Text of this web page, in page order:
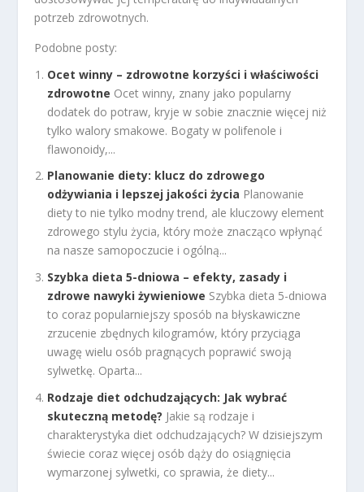
potrzeb zdrowotnych.
Podobne posty:
Ocet winny – zdrowotne korzyści i właściwości
zdrowotne Ocet winny, znany jako popularny
dodatek do potraw, kryje w sobie znacznie więcej niż
tylko walory smakowe. Bogaty w polifenole i
flawonoidy,...
Planowanie diety: klucz do zdrowego
odżywiania i lepszej jakości życia Planowanie
diety to nie tylko modny trend, ale kluczowy element
zdrowego stylu życia, który może znacząco wpłynąć
na nasze samopoczucie i ogólną...
Szybka dieta 5-dniowa – efekty, zasady i
zdrowe nawyki żywieniowe Szybka dieta 5-dniowa
to coraz popularniejszy sposób na błyskawiczne
zrzucenie zbędnych kilogramów, który przyciąga
uwagę wielu osób pragnących poprawić swoją
sylwetkę. Oparta...
Rodzaje diet odchudzających: Jak wybrać
skuteczną metodę? Jakie są rodzaje i
charakterystyka diet odchudzających? W dzisiejszym
świecie coraz więcej osób dąży do osiągnięcia
wymarzonej sylwetki, co sprawia, że diety...